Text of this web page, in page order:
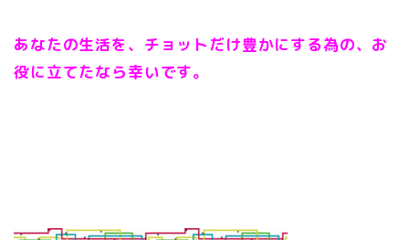
あなたの生活を、チョットだけ豊かにする為の、お
役に立てたなら幸いです。